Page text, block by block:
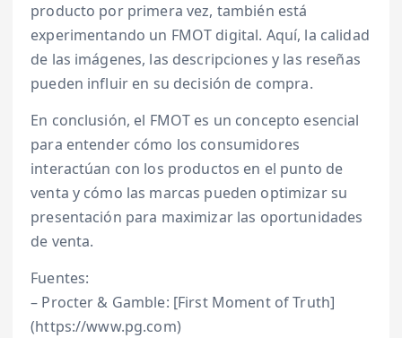
producto por primera vez, también está
experimentando un FMOT digital. Aquí, la calidad
de las imágenes, las descripciones y las reseñas
pueden influir en su decisión de compra.
En conclusión, el FMOT es un concepto esencial
para entender cómo los consumidores
interactúan con los productos en el punto de
venta y cómo las marcas pueden optimizar su
presentación para maximizar las oportunidades
de venta.
Fuentes:
– Procter & Gamble: [First Moment of Truth]
(https://www.pg.com)